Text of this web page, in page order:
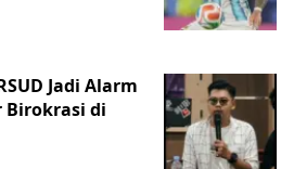
Jadi Alarm
Birokrasi di